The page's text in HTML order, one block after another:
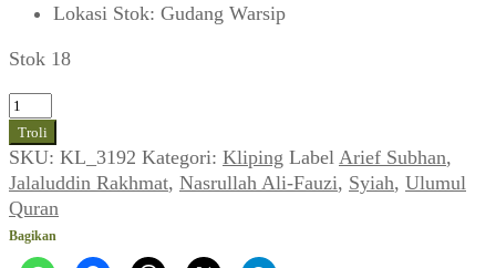
Lokasi Stok: Gudang Warsip
Stok 18
Kuantitas
Wawancara
Jalaluddin
Rakhmat
~
Dikotomi
Sunni-
Troli
SKU: KL_3192 Kategori: Kliping Label Arief Subhan,
Jalaluddin Rakhmat, Nasrullah Ali-Fauzi, Syiah, Ulumul
Quran
Bagikan